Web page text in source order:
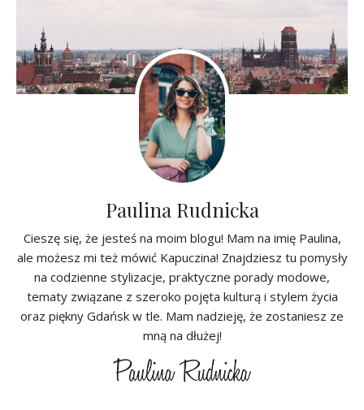
Paulina Rudnicka
Cieszę się, że jesteś na moim blogu! Mam na imię Paulina,
ale możesz mi też mówić Kapuczina! Znajdziesz tu pomysły
na codzienne stylizacje, praktyczne porady modowe,
tematy związane z szeroko pojęta kulturą i stylem życia
oraz piękny Gdańsk w tle. Mam nadzieję, że zostaniesz ze
mną na dłużej!